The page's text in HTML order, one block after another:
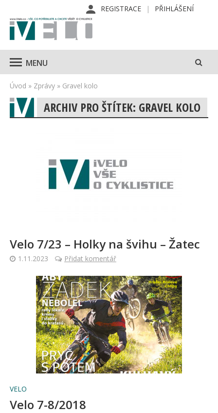
REGISTRACE PŘIHLÁŠENÍ
MENU
Úvod » Zprávy » Gravel kolo
ARCHIV PRO ŠTÍTEK: GRAVEL KOLO
Velo 7/23 – Holky na švihu – Žatec
1.11.2023 Přidat komentář
VELO
Velo 7-8/2018